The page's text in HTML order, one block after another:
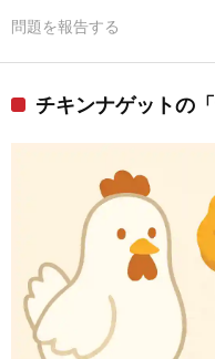
問題を報告する
チキンナゲットの